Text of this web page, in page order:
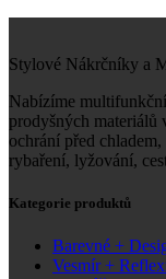
Stylové Nákrčníky a
Nabízíme
prodyšných materiálů
ochrání před
rybaření, lyžování,
Kategorie produktů
Barevné +
Vesmír +